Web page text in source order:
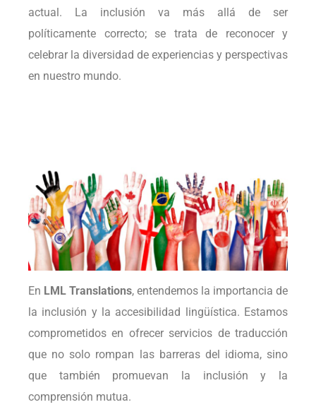
actual. La inclusión va más allá de ser
políticamente correcto; se trata de reconocer y
celebrar la diversidad de experiencias y perspectivas
en nuestro mundo.
En LML Translations, entendemos la importancia de
la inclusión y la accesibilidad lingüística. Estamos
comprometidos en ofrecer servicios de traducción
que no solo rompan las barreras del idioma, sino
que también promuevan la inclusión y la
comprensión mutua.